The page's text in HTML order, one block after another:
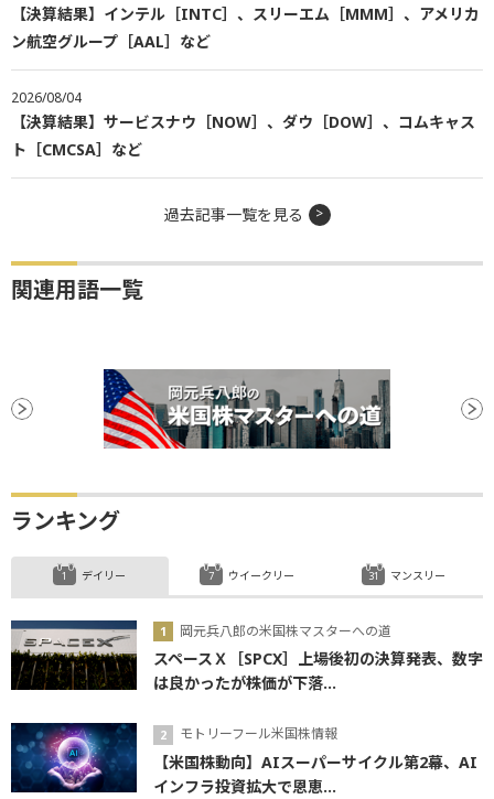
【決算結果】インテル［INTC］、スリーエム［MMM］、アメリカ
ン航空グループ［AAL］など
2026/08/04
【決算結果】サービスナウ［NOW］、ダウ［DOW］、コムキャス
ト［CMCSA］など
過去記事一覧を見る
関連用語一覧
ランキング
デイリー
岡元兵八郎の米国株マスターへの道
スペースＸ［SPCX］上場後初の決算発表、数字
は良かったが株価が下落...
モトリーフール米国株情報
【米国株動向】AIスーパーサイクル第2幕、AI
インフラ投資拡大で恩恵...
ウイークリー マンスリー